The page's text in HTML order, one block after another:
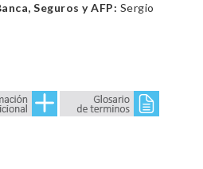
Seguros y AFP: Sergio